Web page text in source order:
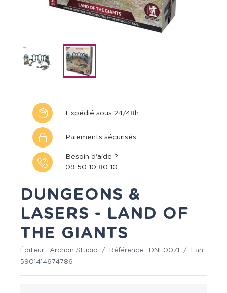
Expédié sous 24/48h
Paiements sécurisés
Besoin d'aide ?
09 50 10 80 10
DUNGEONS &
LASERS - LAND OF
THE GIANTS
Éditeur : Archon Studio / Référence : DNL0071 /
Ean :
5901414674786